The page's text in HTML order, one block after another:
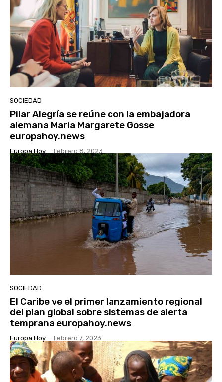
SOCIEDAD
Pilar Alegría se reúne con la embajadora
alemana Maria Margarete Gosse
europahoy.news
Europa Hoy - Febrero 8, 2023
SOCIEDAD
El Caribe ve el primer lanzamiento regional
del plan global sobre sistemas de alerta
temprana europahoy.news
Europa Hoy - Febrero 7, 2023